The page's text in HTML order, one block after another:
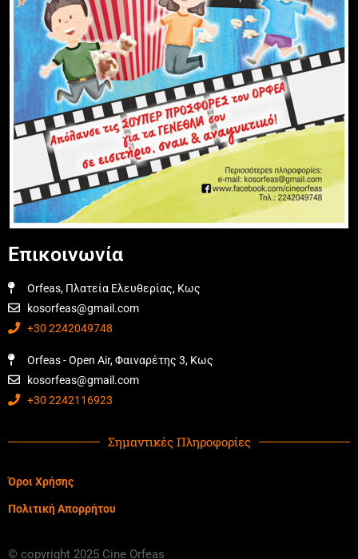
Επικοινωνία
Orfeas, Πλατεία Ελευθερίας, Κως
kosorfeas@gmail.com
+30 2242049748
Orfeas - Open Air, Φαιναρέτης 3, Κως
kosorfeas@gmail.com
+30 2242116923
Σημαντικές Πληροφορίες
Όροι Χρήσης
Πολιτική Απορρήτου
© copyright 2025 Cine Orfeas